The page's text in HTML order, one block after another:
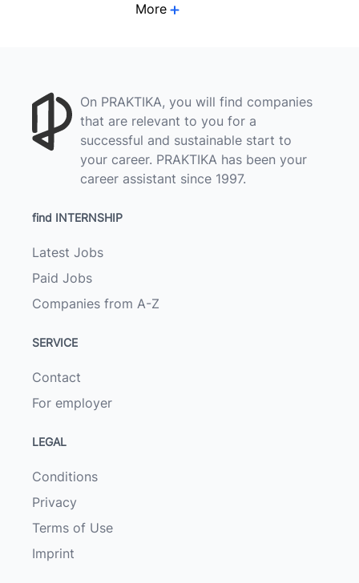
More
On PRAKTIKA, you will find companies
that are relevant to you for a
successful and sustainable start to
your career. PRAKTIKA has been your
career assistant since 1997.
find INTERNSHIP
Latest Jobs
Paid Jobs
Companies from A-Z
SERVICE
Contact
For employer
LEGAL
Conditions
Privacy
Terms of Use
Imprint